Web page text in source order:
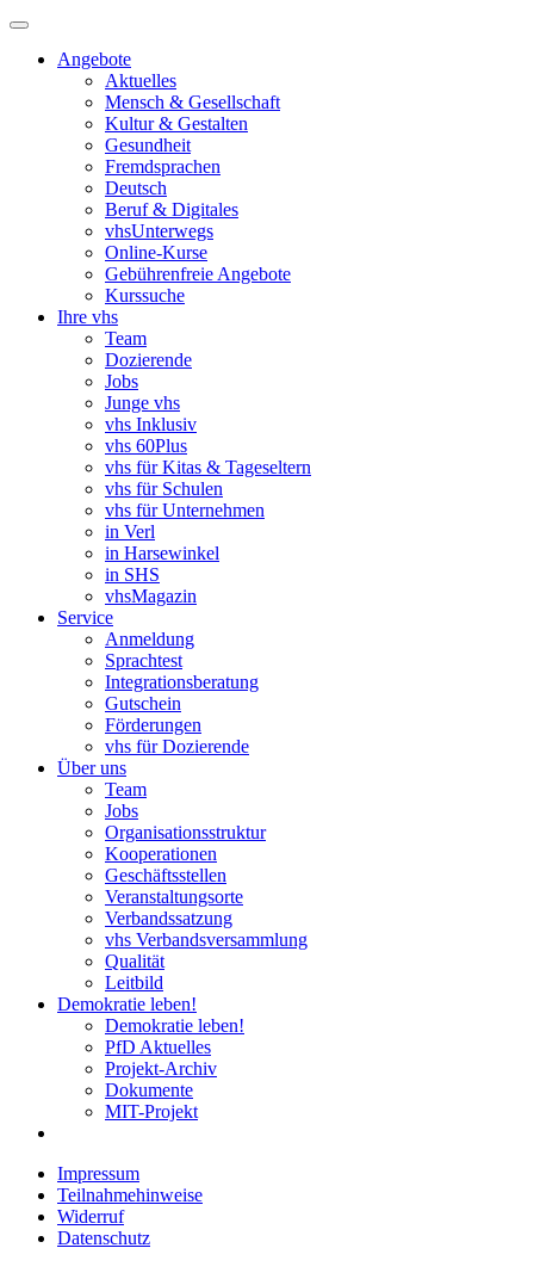
Angebote
Aktuelles
Mensch & Gesellschaft
Kultur & Gestalten
Gesundheit
Fremdsprachen
Deutsch
Beruf & Digitales
vhsUnterwegs
Online-Kurse
Gebührenfreie Angebote
Kurssuche
Ihre vhs
Team
Dozierende
Jobs
Junge vhs
vhs Inklusiv
vhs 60Plus
vhs für Kitas & Tageseltern
vhs für Schulen
vhs für Unternehmen
in Verl
in Harsewinkel
in SHS
vhsMagazin
Service
Anmeldung
Sprachtest
Integrationsberatung
Gutschein
Förderungen
vhs für Dozierende
Über uns
Team
Jobs
Organisationsstruktur
Kooperationen
Geschäftsstellen
Veranstaltungsorte
Verbandssatzung
vhs Verbandsversammlung
Qualität
Leitbild
Demokratie leben!
Demokratie leben!
PfD Aktuelles
Projekt-Archiv
Dokumente
MIT-Projekt
Impressum
Teilnahmehinweise
Widerruf
Datenschutz